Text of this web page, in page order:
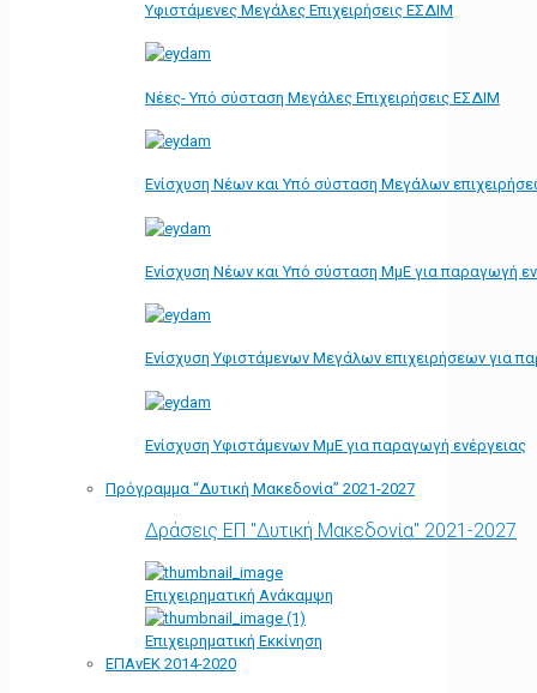
Υφιστάμενες Μεγάλες Επιχειρήσεις ΕΣΔΙΜ
Νέες- Υπό σύσταση Μεγάλες Επιχειρήσεις ΕΣΔΙΜ
Ενίσχυση Νέων και Υπό σύσταση Μεγάλων
Ενίσχυση Νέων και Υπό σύσταση ΜμΕ για παραγωγή
Ενίσχυση Υφιστάμενων Μεγάλων επιχειρήσεων για
Ενίσχυση Υφιστάμενων ΜμΕ για παραγωγή ενέργειας
Πρόγραμμα “Δυτική Μακεδονία” 2021-2027
Δράσεις ΕΠ "Δυτική Μακεδονία" 2021-2027
Επιχειρηματική Ανάκαμψη
Επιχειρηματική Εκκίνηση
ΕΠΑνΕΚ 2014-2020